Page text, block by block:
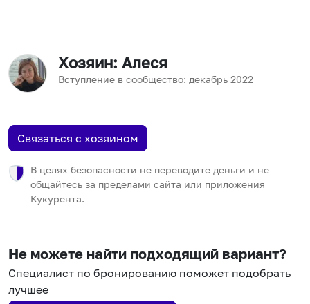
Хозяин: Алеся
Вступление в сообщество: декабрь 2022
Связаться с хозяином
В целях безопасности не переводите деньги и не
общайтесь за пределами сайта или приложения
Кукурента.
Не можете найти подходящий вариант?
Специалист по бронированию поможет подобрать
лучшее